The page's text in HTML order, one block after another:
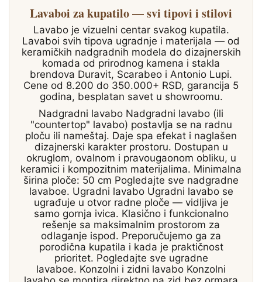
Lavaboi za kupatilo — svi tipovi i stilovi
Lavabo je vizuelni centar svakog kupatila.
Lavaboi svih tipova ugradnje i materijala — od
keramičkih nadgradnih modela do dizajnerskih
komada od prirodnog kamena i stakla
brendova Duravit, Scarabeo i Antonio Lupi.
Cene od 8.200 do 350.000+ RSD, garancija 5
godina, besplatan savet u showroomu.
Nadgradni lavabo Nadgradni lavabo (ili
"countertop" lavabo) postavlja se na radnu
ploču ili nameštaj. Daje spa efekat i naglašen
dizajnerski karakter prostoru. Dostupan u
okruglom, ovalnom i pravougaonom obliku, u
keramici i kompozitnim materijalima. Minimalna
širina ploče: 50 cm Pogledajte sve nadgradne
lavaboe. Ugradni lavabo Ugradni lavabo se
ugrađuje u otvor radne ploče — vidljiva je
samo gornja ivica. Klasično i funkcionalno
rešenje sa maksimalnim prostorom za
odlaganje ispod. Preporučujemo ga za
porodična kupatila i kada je praktičnost
prioritet. Pogledajte sve ugradne
lavaboe. Konzolni i zidni lavabo Konzolni